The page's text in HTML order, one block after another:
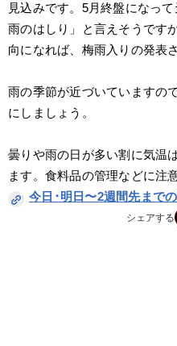
見込みです。5月終盤になっ
雨のはしり」と言えそうです
向になれば、梅雨入りの発表
雨の季節が近づいていますの
にしましょう。
曇りや雨の日が多い割に気温
ます。食料品の管理などに注
今日･明日〜2週間先まで
シェアする